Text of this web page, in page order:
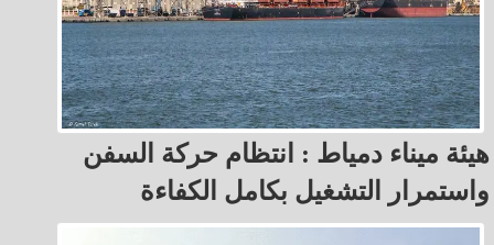
هيئة ميناء دمياط : انتظام حركة السفن
واستمرار التشغيل بكامل الكفاءة